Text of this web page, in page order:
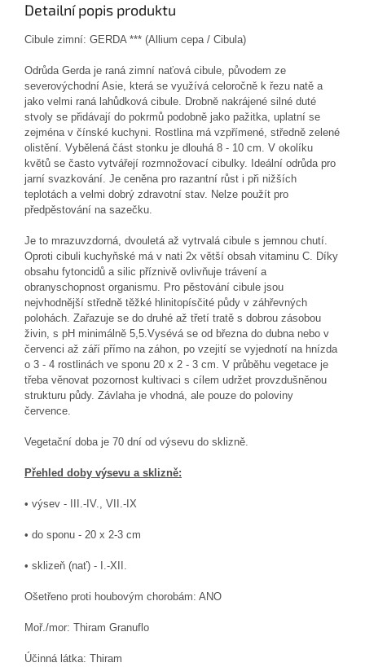
Detailní popis produktu
Cibule zimní: GERDA *** (Allium cepa / Cibula)
Odrůda Gerda je raná zimní naťová cibule, původem ze
severovýchodní Asie, která se využívá celoročně k řezu natě a
jako velmi raná lahůdková cibule. Drobně nakrájené silné duté
stvoly se přidávají do pokrmů podobně jako pažitka, uplatní se
zejména v čínské kuchyni. Rostlina má vzpřímené, středně zelené
olistění. Vybělená část stonku je dlouhá 8 - 10 cm. V okolíku
květů se často vytvářejí rozmnožovací cibulky. Ideální odrůda pro
jarní svazkování. Je ceněna pro razantní růst i při nižších
teplotách a velmi dobrý zdravotní stav. Nelze použít pro
předpěstování na sazečku.
Je to mrazuvzdorná, dvouletá až vytrvalá cibule s jemnou chutí.
Oproti cibuli kuchyňské má v nati 2x větší obsah vitaminu C. Díky
obsahu fytoncidů a silic příznivě ovlivňuje trávení a
obranyschopnost organismu. Pro pěstování cibule jsou
nejvhodnější středně těžké hlinitopísčité půdy v záhřevných
polohách. Zařazuje se do druhé až třetí tratě s dobrou zásobou
živin, s pH minimálně 5,5.Vysévá se od března do dubna nebo v
červenci až září přímo na záhon, po vzejití se vyjednotí na hnízda
o 3 - 4 rostlinách ve sponu 20 x 2 - 3 cm. V průběhu vegetace je
třeba věnovat pozornost kultivaci s cílem udržet provzdušněnou
strukturu půdy. Závlaha je vhodná, ale pouze do poloviny
července.
Vegetační doba je 70 dní od výsevu do sklizně.
Přehled doby výsevu a sklizně:
• výsev - III.-IV., VII.-IX
• do sponu - 20 x 2-3 cm
• sklizeň (nať) - I.-XII.
Ošetřeno proti houbovým chorobám: ANO
Moř./mor: Thiram Granuflo
Účinná látka: Thiram